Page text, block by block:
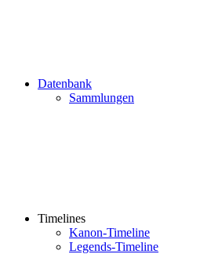
Datenbank
Sammlungen
Timelines
Kanon-Timeline
Legends-Timeline